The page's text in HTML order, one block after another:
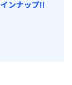
ンナップ!!